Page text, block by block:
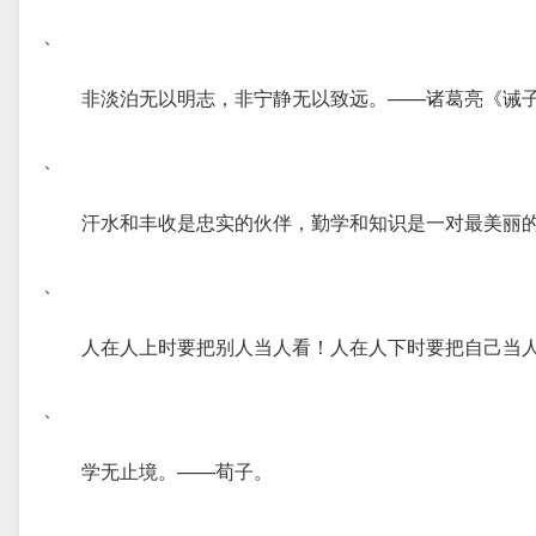
、
非淡泊无以明志，非宁静无以致远。——诸葛亮《诫
、
汗水和丰收是忠实的伙伴，勤学和知识是一对最美丽的
、
人在人上时要把别人当人看！人在人下时要把自己当人
、
学无止境。——荀子。